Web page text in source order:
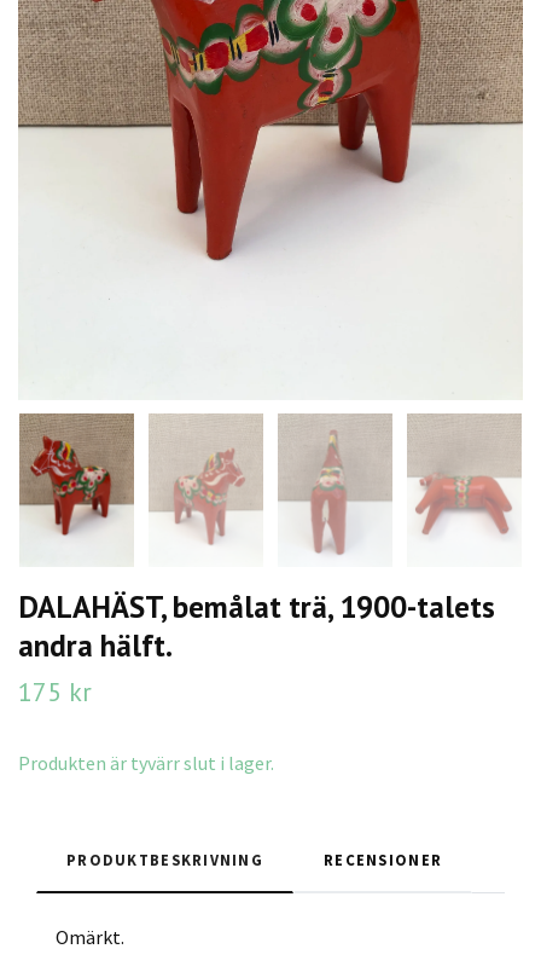
DALAHÄST, bemålat trä, 1900-talets
andra hälft.
175 kr
Produkten är tyvärr slut i lager.
PRODUKTBESKRIVNING RECENSIONER
Omärkt.